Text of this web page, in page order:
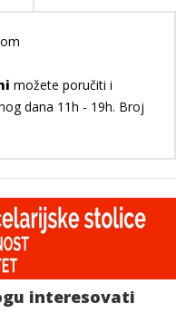
možete poručiti i
dana 11h - 19h. Broj
interesovati